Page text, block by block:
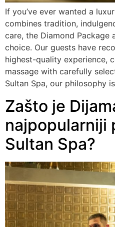
If you’ve ever wanted a
combines tradition,
care, the Diamond Package
choice. Our guests have
highest-quality experience,
massage with carefully
Sultan Spa, our philosophy
Zašto je
najpopularniji
Sultan Spa?